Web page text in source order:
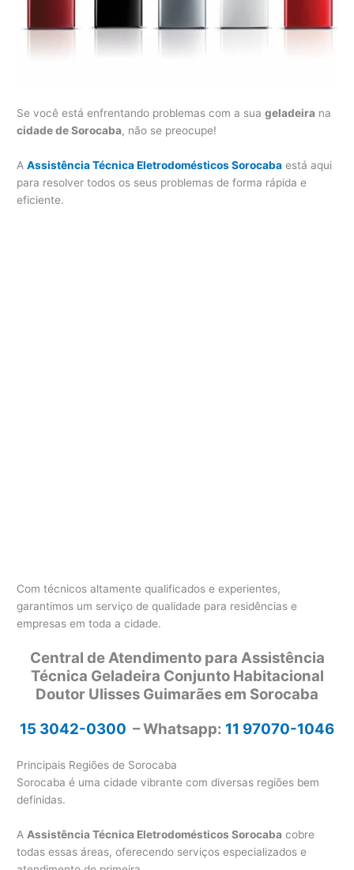
Se você está enfrentando problemas com a suageladeira na
cidade de Sorocaba, não se preocupe!
AAssistência Técnica Eletrodomésticos Sorocaba está aqui
para resolver todos os seus problemas de forma rápida e
eficiente.
Com técnicos altamente qualificados e experientes,
garantimos um serviço de qualidade para residências e
empresas em toda a cidade.
Central de Atendimento para Assistência
Técnica Geladeira Conjunto Habitacional
Doutor Ulisses Guimarães em Sorocaba
15 3042-0300 – Whatsapp: 11 97070-1046
Principais Regiões de Sorocaba
Sorocaba é uma cidade vibrante com diversas regiões bem
definidas.
AAssistência Técnica Eletrodomésticos Sorocaba cobre
todas essas áreas, oferecendo serviços especializados e